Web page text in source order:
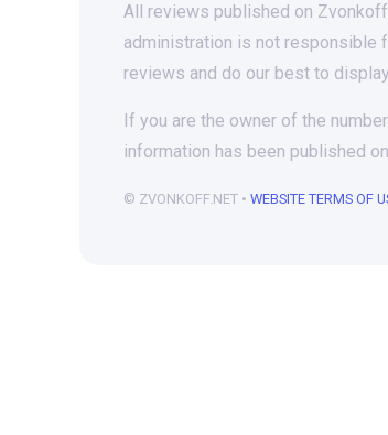
All reviews published on
administration is not responsible
reviews and do our best to
If you are the owner of the
information has been published
© ZVONKOFF.NET • WEBSITE TERMS OF